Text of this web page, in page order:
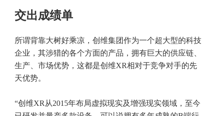
交出成绩单
所谓背靠大树好乘凉，创维集团作为一个超大型的科技
企业，其涉猎的各个方面的产品，拥有巨大的供应链、
生产、市场优势，这都是创维XR相对于竞争对手的先
天优势。
“创维XR从2015年布局虚拟现实及增强现实领域，至今